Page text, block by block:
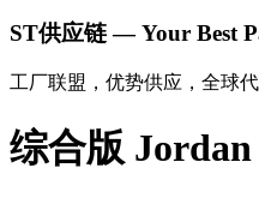
ST供应链 — Your Best
工厂联盟，优势供应，全球代
综合版